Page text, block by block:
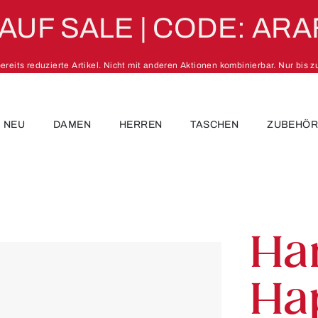
SALE | CODE:
reduzierte Artikel. Nicht mit anderen Aktionen kombinierbar. Nur bis
NEU DAMEN HERREN TASCHEN ZUBEHÖR